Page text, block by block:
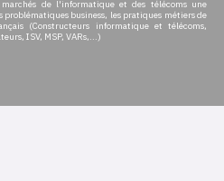
marchés de l'informatique et des télécoms une
business, les pratiques métiers de
(Constructeurs informatique et télécoms,
ISV, MSP, VARs,...)